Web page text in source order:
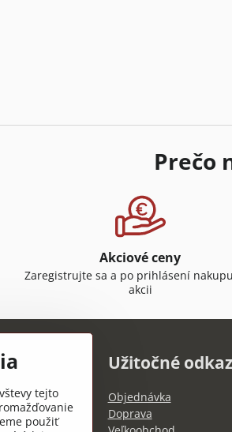
Prečo
Akciové ceny
Zaregistrujte sa a po prihlásení
akcii
Užitočné
Objednávka
Doprava
tejto
použiť